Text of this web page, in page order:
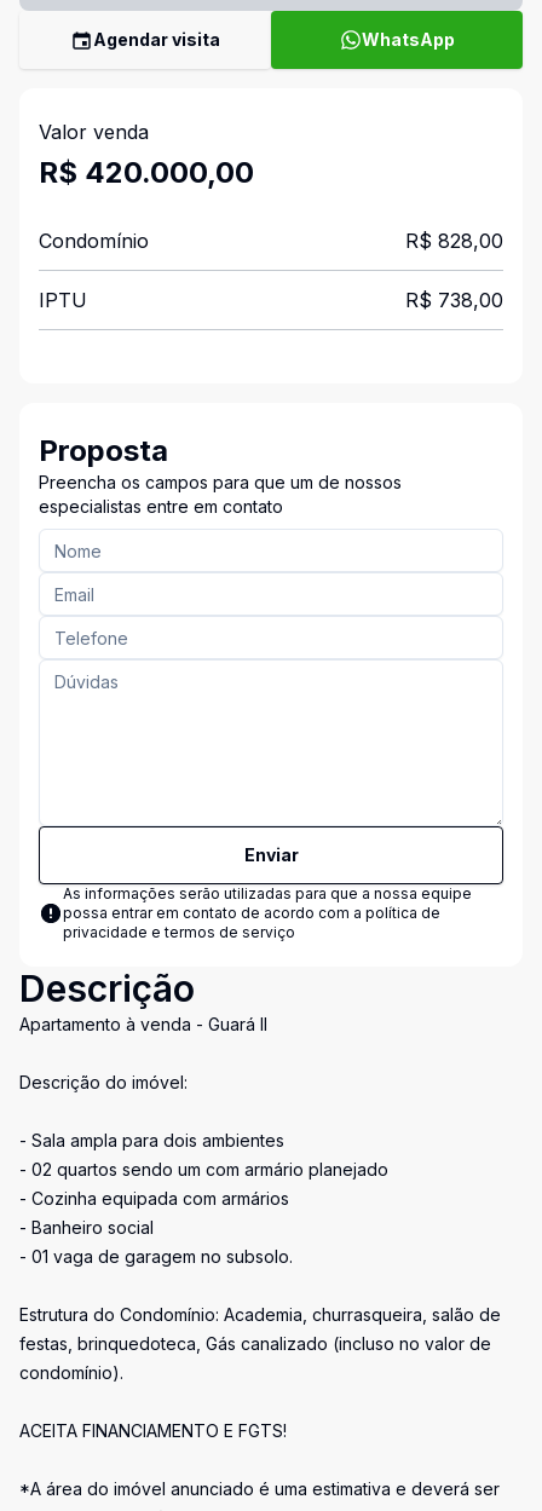
Agendar visita WhatsApp
Valor venda
R$ 420.000,00
Condomínio R$ 828,00
IPTU R$ 738,00
Proposta
Preencha os campos para que um de nossos
especialistas entre em contato
Enviar
As informações serão utilizadas para que a nossa equipe
possa entrar em contato de acordo com a política de
privacidade e termos de serviço
Descrição
Apartamento à venda - Guará II
Descrição do imóvel:
- Sala ampla para dois ambientes
- 02 quartos sendo um com armário planejado
- Cozinha equipada com armários
- Banheiro social
- 01 vaga de garagem no subsolo.
Estrutura do Condomínio: Academia, churrasqueira, salão de
festas, brinquedoteca, Gás canalizado (incluso no valor de
condomínio).
ACEITA FINANCIAMENTO E FGTS!
*A área do imóvel anunciado é uma estimativa e deverá ser